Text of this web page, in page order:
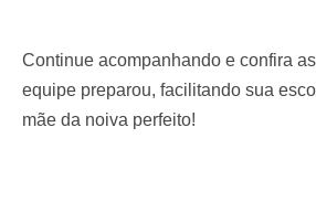
Continue acompanhando e confira
equipe preparou, facilitando sua
mãe da noiva perfeito!